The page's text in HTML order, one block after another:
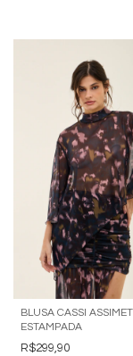
BLUSA CASSI
ESTAMPADA
R$299,90